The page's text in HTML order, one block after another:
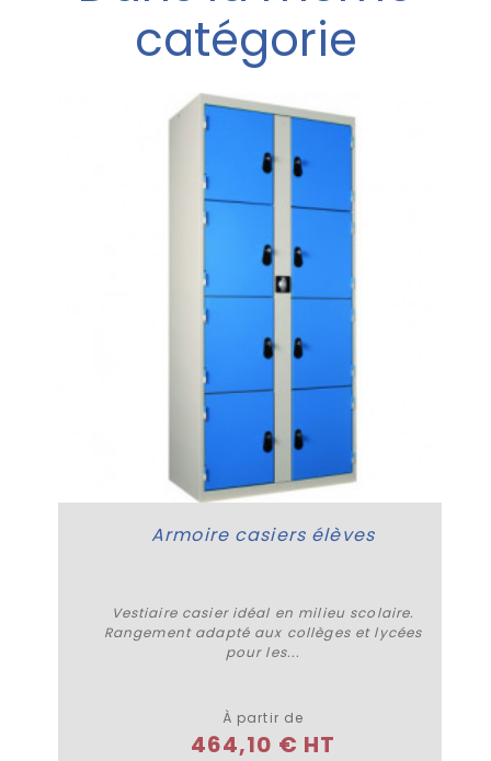
catégorie
Armoire casiers élèves
Vestiaire casier idéal en milieu scolaire.
Rangement adapté aux collèges et lycées
pour les...
À partir de
464,10 € HT